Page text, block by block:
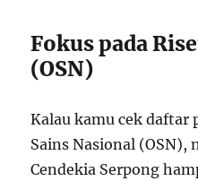
Fokus pada
(OSN)
Kalau kamu cek daftar
Sains Nasional (OSN),
Cendekia Serpong